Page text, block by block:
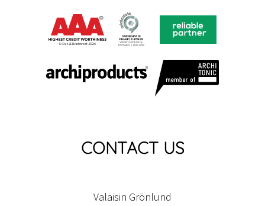
CONTACT US
Valaisin Grönlund